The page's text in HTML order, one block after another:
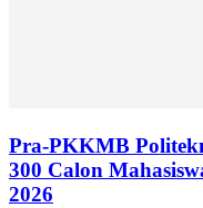
Pra-PKKMB
300 Calon
2026